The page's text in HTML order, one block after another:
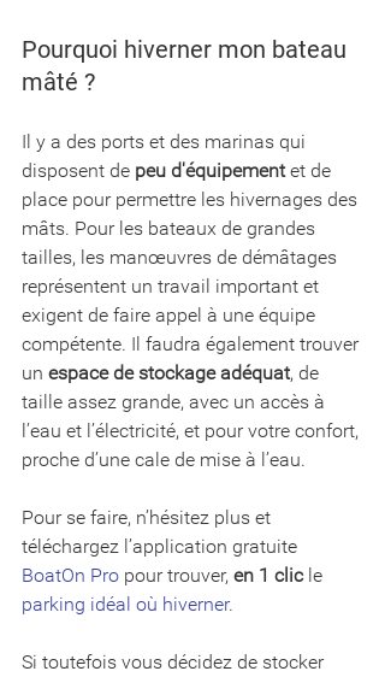
Pourquoi hiverner mon bateau
mâté ?
Il y a des ports et des marinas qui
disposent de peu d'équipement et de
place pour permettre les hivernages des
mâts. Pour les bateaux de grandes
tailles, les manœuvres de démâtages
représentent un travail important et
exigent de faire appel à une équipe
compétente. Il faudra également trouver
un espace de stockage adéquat, de
taille assez grande, avec un accès à
l’eau et l’électricité, et pour votre confort,
proche d’une cale de mise à l’eau.
Pour se faire, n’hésitez plus et
téléchargez l’application gratuite
BoatOn Pro pour trouver, en 1 clic le
parking idéal où hiverner.
Si toutefois vous décidez de stocker